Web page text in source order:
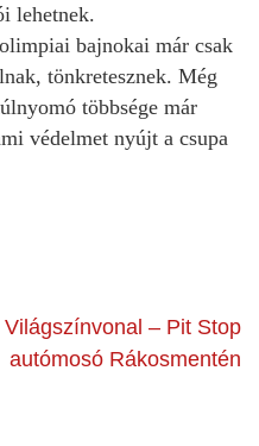
lehetnek.
bajnokai már csak
tönkretesznek. Még
többsége már
védelmet nyújt a csupa
Világszínvonal – Pit Stop
autómosó Rákosmentén